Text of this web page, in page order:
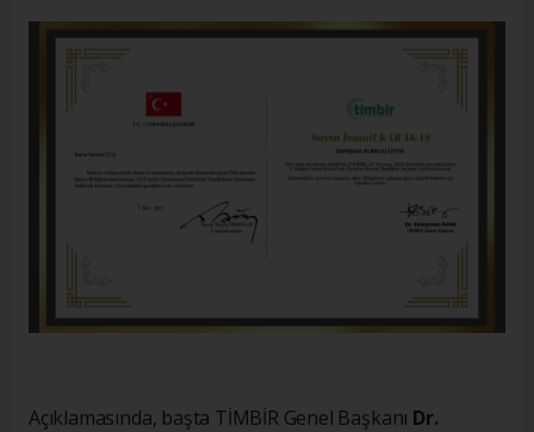
Açıklamasında, başta TİMBİR Genel Başkanı Dr.